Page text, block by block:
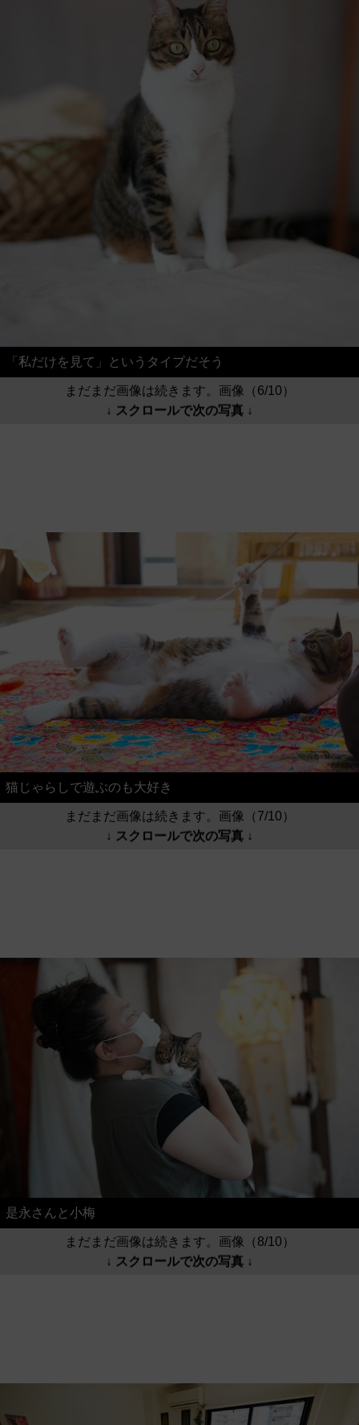
「私だけを見て」というタイプだそう
まだまだ画像は続きます。画像（6/10）
↓ スクロールで次の写真 ↓
猫じゃらしで遊ぶのも大好き
まだまだ画像は続きます。画像（7/10）
↓ スクロールで次の写真 ↓
是永さんと小梅
まだまだ画像は続きます。画像（8/10）
↓ スクロールで次の写真 ↓